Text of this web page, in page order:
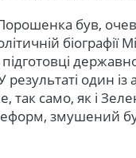
був,
біографії
підготовці
один із
само, як і
змушений